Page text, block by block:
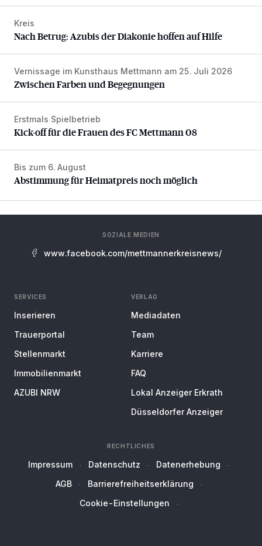
Nach Betrug: Azubis der Diakonie hoffen auf Hilfe
Kreis
Nach Betrug: Azubis der Diakonie hoffen auf Hilfe
Zwischen Farben und Begegnungen
Vernissage im Kunsthaus Mettmann am 25. Juli 2026
Zwischen Farben und Begegnungen
Kick-off für die Frauen des FC Mettmann 08
Erstmals Spielbetrieb
Kick-off für die Frauen des FC Mettmann 08
Abstimmung für Heimatpreis noch möglich
Bis zum 6. August
Abstimmung für Heimatpreis noch möglich
SOZIALE MEDIEN
www.facebook.com/mettmannerkreisnews/
SERVICES
Inserieren
Trauerportal
Stellenmarkt
Immobilienmarkt
AZUBI NRW
VERLAG
Mediadaten
Team
Karriere
FAQ
Lokal Anzeiger Erkrath
Düsseldorfer Anzeiger
RECHTLICHES
Impressum Datenschutz
Datenerhebung
AGB
Barrierefreiheitserklärung
Cookie-Einstellungen